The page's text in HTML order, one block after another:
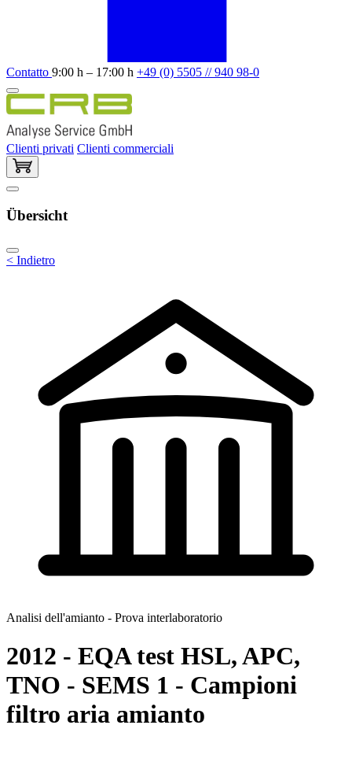
Contatto 9:00 h – 17:00 h +49 (0) 5505 // 940 98-0
Clienti privati Clienti commerciali
Übersicht
< Indietro
Analisi dell'amianto - Prova interlaboratorio
2012 - EQA test HSL, APC,
TNO - SEMS 1 - Campioni
filtro aria amianto